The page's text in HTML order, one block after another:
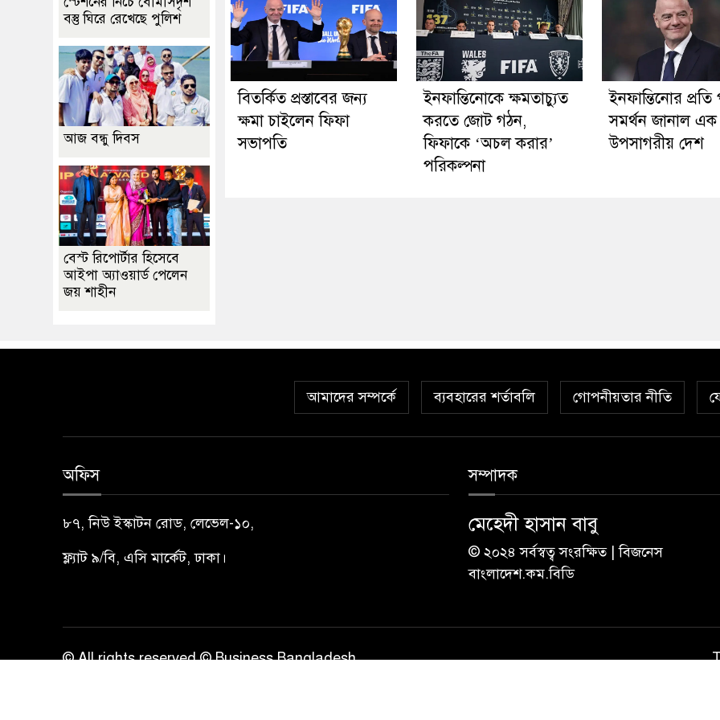
বিতর্কিত প্রস্তাবের জন্য
ক্ষমা চাইলেন ফিফা
সভাপতি
ইনফান্তিনোকে ক্ষমতাচ্যুত
করতে জোট গঠন,
ফিফাকে ‘অচল করার’
পরিকল্পনা
ইনফান্তিনোর প্রতি
সমর্থন জানাল এক
উপসাগরীয় দেশ
বস্তু ঘিরে রেখেছে পুলিশ
আজ বন্ধু দিবস
বেস্ট রিপোর্টার হিসেবে
আইপা অ্যাওয়ার্ড পেলেন
জয় শাহীন
আমাদের সম্পর্কে ব্যবহারের শর্তাবলি গোপনীয়তার নীতি
অফিস
৮৭, নিউ ইস্কাটন রোড, লেভেল-১০,
ফ্ল্যাট ৯/বি, এসি মার্কেট, ঢাকা।
সম্পাদক
মেহেদী হাসান বাবু
© ২০২৪ সর্বস্বত্ব সংরক্ষিত | বিজনেস
বাংলাদেশ.কম.বিডি
© All rights reserved © Business Bangladesh